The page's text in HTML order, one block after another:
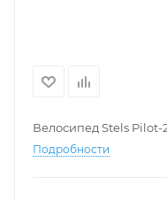
Велосипед Stels Pilot-
Подробности